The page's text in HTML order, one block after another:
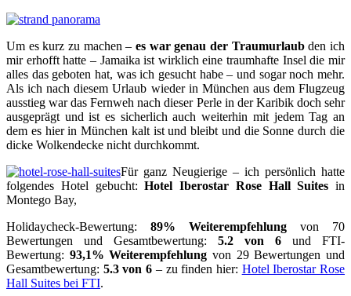
Um es kurz zu machen – es war genau der Traumurlaubden ich
mir erhofft hatte – Jamaika ist wirklich eine traumhafte Insel die mir
alles das geboten hat, was ich gesucht habe – und sogar noch mehr.
Als ich nach diesem Urlaub wieder in München aus dem Flugzeug
ausstieg war das Fernweh nach dieser Perle in der Karibik doch sehr
ausgeprägt und ist es sicherlich auch weiterhin mit jedem Tag an
dem es hier in München kalt ist und bleibt und die Sonne durch die
dicke Wolkendecke nicht durchkommt.
Für ganz Neugierige – ich persönlich hatte
folgendes Hotel gebucht:Hotel Iberostar Rose Hall Suites in
Montego Bay,
Holidaycheck-Bewertung: 89% Weiterempfehlung von 70
Bewertungen und Gesamtbewertung: 5.2 von 6 und FTI-
Bewertung: 93,1% Weiterempfehlung von 29 Bewertungen und
Gesamtbewertung: 5.3 von 6 – zu finden hier: Hotel Iberostar Rose
Hall Suites bei FTI.